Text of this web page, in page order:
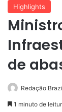
Highlights
de
Redação
1 minuto de